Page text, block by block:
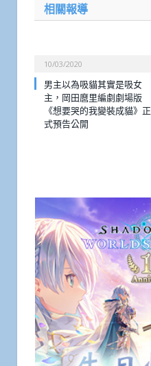
相關報導
10/03/2020
男主以為吸貓其實是吸女
主，岡田麿里編劇劇場版
《想要哭的我變裝成貓》正
式預告公開